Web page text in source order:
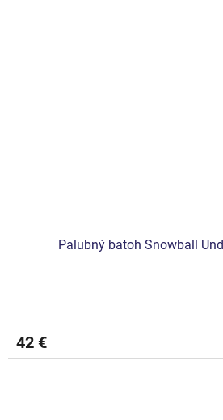
Palubný batoh Snowball
42 €